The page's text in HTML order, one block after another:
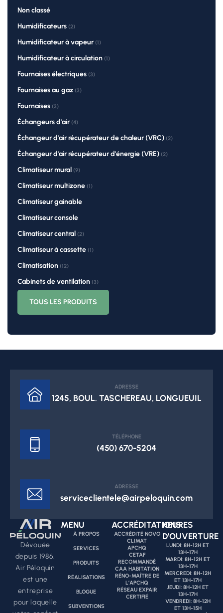
Non classé
Humidificateurs (2)
Humidificateur à vapeur (1)
Humidificateur à circulation (1)
Fournaises électriques (3)
Fournaises au gaz (3)
Fournaises (3)
Échangeurs d'air (4)
Échangeur d'air récupérateur de chaleur (VRC) (2)
Échangeur d'air récupérateur d'énergie (VRE) (2)
Climatiseur mural (9)
Climatiseur multizone (1)
Climatiseur gainable
Climatiseur console
Climatiseur central (2)
Climatiseur à cassette (1)
Climatisation (12)
Cabinets de ventilation (3)
TOUS LES PRODUITS
ADRESSE
1245, BOUL. TASCHEREAU, LONGUEUIL
TÉLÉPHONE
(450) 670-5204
ADRESSE
serviceclientele@airpeloquin.com
Dévouée
depuis 1986,
Air Péloquin
est une
entreprise
pour laquelle
MENU
À PROPOS
SERVICES
PRODUITS
RÉALISATIONS
BLOGUE
SUBVENTIONS
ACCRÉDITATIONS
ACCRÉDITÉ NOVO
CLIMAT
APCHQ
CETAF
RECOMMANDÉ
CAA HABITATION
RÉNO-MAÎTRE DE
L’APCHQ
RÉSEAU EXPAIR
CERTIFIÉ
HEURES
D'OUVERTURE
LUNDI: 8H-12H ET
13H-17H
MARDI: 8H-12H ET
13H-17H
MERCREDI: 8H-12H
ET 13H-17H
JEUDI: 8H-12H ET
13H-17H
VENDREDI: 8H-12H
ET 13H-15H